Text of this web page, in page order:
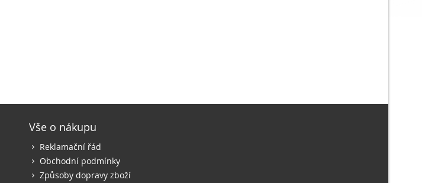
Vše o nákupu
Reklamační řád
Obchodní podmínky
Způsoby dopravy zboží